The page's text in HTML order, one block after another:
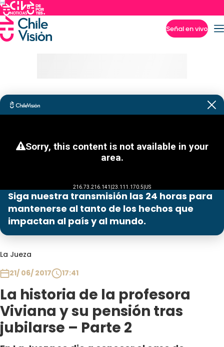
Señal en vivo
Siga nuestra transmisión las 24 horas para
mantenerse al tanto de los hechos que
impactan al país y al mundo.
La Jueza
21/ 06/ 2017
17:41
La historia de la profesora
Viviana y su pensión tras
jubilarse – Parte 2
Programas
Club De La Comedia
Contigo en Directo
Plan Perfecto
El Tiempo
Sabingo
Todos Los Programas